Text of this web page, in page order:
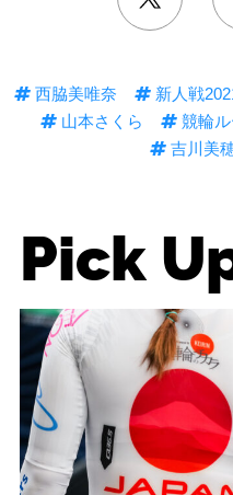
西脇美唯奈 新人戦
山本さくら
競輪
吉川美
Pick